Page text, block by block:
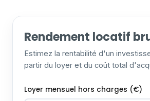
Rendement locatif
Estimez la rentabilité d'un
partir du loyer et du coût total
Loyer mensuel hors charges (€)